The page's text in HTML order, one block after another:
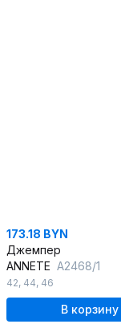
173.18 BYN
Джемпер
ANNETE A2468/1
42, 44, 46
В корзину